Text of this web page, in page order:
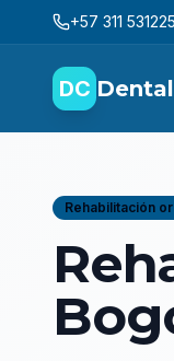
+57 311
DC
Rehabilitación